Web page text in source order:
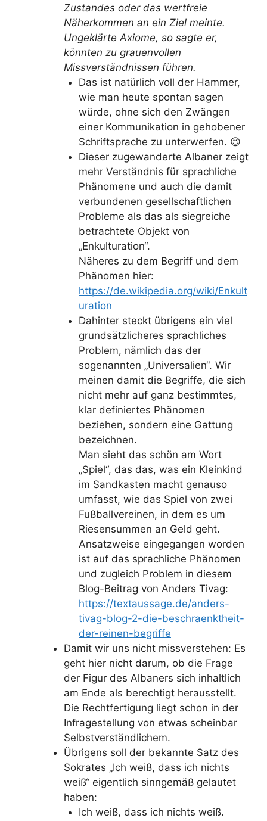
Zustandes oder das wertfreie
Näherkommen an ein Ziel meinte.
Ungeklärte Axiome, so sagte er,
könnten zu grauenvollen
Missverständnissen führen.
Das ist natürlich voll der Hammer,
wie man heute spontan sagen
würde, ohne sich den Zwängen
einer Kommunikation in gehobener
Schriftsprache zu unterwerfen. 😉
Dieser zugewanderte Albaner zeigt
mehr Verständnis für sprachliche
Phänomene und auch die damit
verbundenen gesellschaftlichen
Probleme als das als siegreiche
betrachtete Objekt von
„Enkulturation“.
Näheres zu dem Begriff und dem
Phänomen hier:
https://de.wikipedia.org/wiki/Enkult
uration
Dahinter steckt übrigens ein viel
grundsätzlicheres sprachliches
Problem, nämlich das der
sogenannten „Universalien“. Wir
meinen damit die Begriffe, die sich
nicht mehr auf ganz bestimmtes,
klar definiertes Phänomen
beziehen, sondern eine Gattung
bezeichnen.
Man sieht das schön am Wort
„Spiel“, das das, was ein Kleinkind
im Sandkasten macht genauso
umfasst, wie das Spiel von zwei
Fußballvereinen, in dem es um
Riesensummen an Geld geht.
Ansatzweise eingegangen worden
ist auf das sprachliche Phänomen
und zugleich Problem in diesem
Blog-Beitrag von Anders Tivag:
https://textaussage.de/anders-
tivag-blog-2-die-beschraenktheit-
der-reinen-begriffe
Damit wir uns nicht missverstehen: Es
geht hier nicht darum, ob die Frage
der Figur des Albaners sich inhaltlich
am Ende als berechtigt herausstellt.
Die Rechtfertigung liegt schon in der
Infragestellung von etwas scheinbar
Selbstverständlichem.
Übrigens soll der bekannte Satz des
Sokrates „Ich weiß, dass ich nichts
weiß“ eigentlich sinngemäß gelautet
haben:
Ich weiß, dass ich nichts weiß.